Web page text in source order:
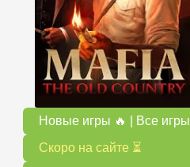
Новые игры 🔥 | Все игры
Скоро на сайте ⏳